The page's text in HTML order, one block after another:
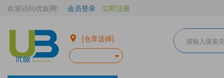
欢迎访问优板网! 会员登录 立即注册
[仓库选择]